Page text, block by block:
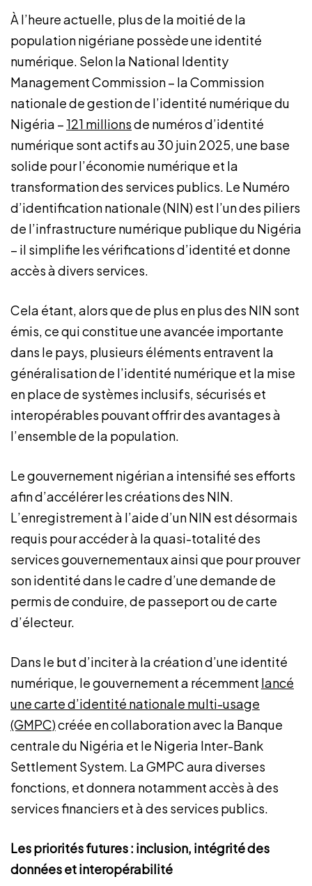
À l’heure actuelle, plus de la moitié de la
population nigériane possède une identité
numérique. Selon la National Identity
Management Commission – la Commission
nationale de gestion de l’identité numérique du
Nigéria – 121 millionsde numéros d’identité
numérique sont actifs au 30 juin 2025, une base
solide pour l’économie numérique et la
transformation des services publics. Le Numéro
d’identification nationale (NIN) est l’un des piliers
de l’infrastructure numérique publique du Nigéria
– il simplifie les vérifications d’identité et donne
accès à divers services.
Cela étant, alors que de plus en plus des NIN sont
émis, ce qui constitue une avancée importante
dans le pays, plusieurs éléments entravent la
généralisation de l’identité numérique et la mise
en place de systèmes inclusifs, sécurisés et
interopérables pouvant offrir des avantages à
l’ensemble de la population.
Le gouvernement nigérian a intensifié ses efforts
afin d’accélérer les créations des NIN.
L’enregistrement à l’aide d’un NIN est désormais
requis pour accéder à la quasi-totalité des
services gouvernementaux ainsi que pour prouver
son identité dans le cadre d’une demande de
permis de conduire, de passeport ou de carte
d’électeur.
Dans le but d’inciter à la création d’une identité
numérique, le gouvernement a récemment lancé
une carte d’identité nationale multi-usage
(GMPC)créée en collaboration avec la Banque
centrale du Nigéria et le Nigeria Inter-Bank
Settlement System. La GMPC aura diverses
fonctions, et donnera notamment accès à des
services financiers et à des services publics.
Les priorités futures : inclusion, intégrité des
données et interopérabilité